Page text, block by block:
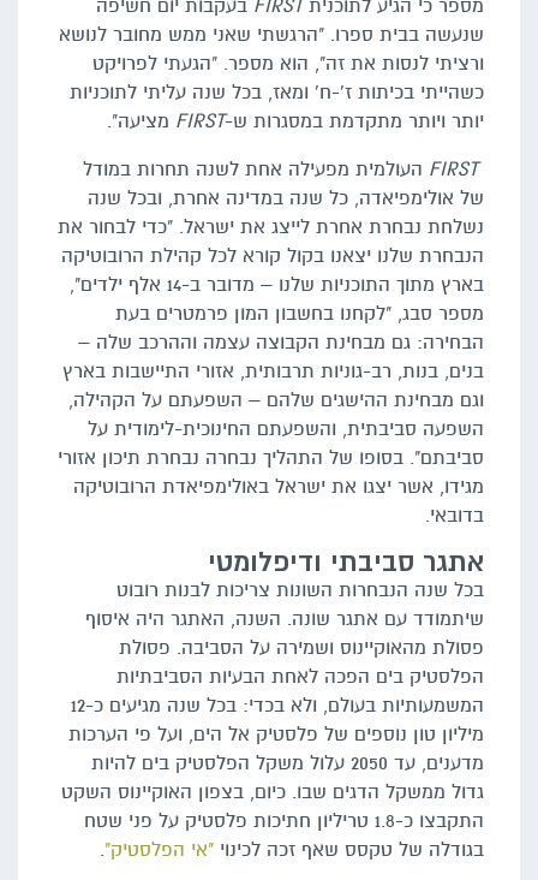
מספר כי הגיע לתוכניתFIRST בעקבות יום חשיפה
שנעשה בבית ספרו. "הרגשתי שאני ממש מחובר לנושא
ורציתי לנסות את זה", הוא מספר. "הגעתי לפרויקט
כשהייתי בכיתות ז'-ח' ומאז, בכל שנה עליתי לתוכניות
יותר ויותר מתקדמת במסגרות ש-FIRST מציעה".
FIRST העולמית מפעילה אחת לשנה תחרות במודל
של אולימפיאדה, כל שנה במדינה אחרת, ובכל שנה
נשלחת נבחרת אחרת לייצג את ישראל. "כדי לבחור את
הנבחרת שלנו יצאנו בקול קורא לכל קהילת הרובוטיקה
בארץ מתוך התוכניות שלנו – מדובר ב-14 אלף ילדים",
מספר סבג, "לקחנו בחשבון המון פרמטרים בעת
הבחירה: גם מבחינת הקבוצה עצמה וההרכב שלה –
בנים, בנות, רב-גוניות תרבותית, אזורי התיישבות בארץ
וגם מבחינת ההישגים שלהם – השפעתם על הקהילה,
השפעה סביבתית, והשפעתם החינוכית-לימודית על
סביבתם". בסופו של התהליך נבחרה נבחרת תיכון אזורי
מגידו, אשר יצגו את ישראל באולימפיאדת הרובוטיקה
בדובאי.
אתגר סביבתי ודיפלומטי
בכל שנה הנבחרות השונות צריכות לבנות רובוט
שיתמודד עם אתגר שונה. השנה, האתגר היה איסוף
פסולת מהאוקיינוס ושמירה על הסביבה. פסולת
הפלסטיק בים הפכה לאחת הבעיות הסביבתיות
המשמעותיות בעולם, ולא בכדי: בכל שנה מגיעים כ-12
מיליון טון נוספים של פלסטיק אל הים, ועל פי הערכות
מדענים, עד 2050 עלול משקל הפלסטיק בים להיות
גדול ממשקל הדגים שבו. כיום, בצפון האוקיינוס השקט
התקבצו כ-1.8 טריליון חתיכות פלסטיק על פני שטח
בגודלה של טקסס שאף זכה לכינוי "אי הפלסטיק".